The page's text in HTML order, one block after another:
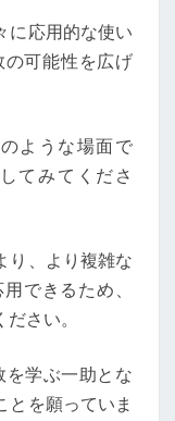
に応用的な使い
の可能性を広げ
ような場面で
てみてくださ
り、より複雑な
できるため、
さい。
を学ぶ一助とな
とを願っていま